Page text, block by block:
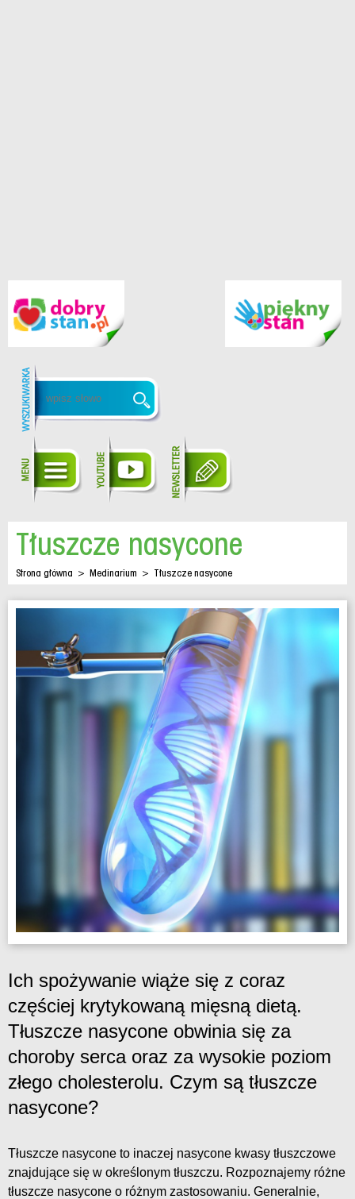
Tłuszcze nasycone
Strona główna > Medinarium > Tłuszcze nasycone
Ich spożywanie wiąże się z coraz
częściej krytykowaną mięsną dietą.
Tłuszcze nasycone obwinia się za
choroby serca oraz za wysokie poziom
złego cholesterolu. Czym są tłuszcze
nasycone?
Tłuszcze nasycone to inaczej nasycone kwasy tłuszczowe
znajdujące się w określonym tłuszczu. Rozpoznajemy różne
tłuszcze nasycone o różnym zastosowaniu. Generalnie,